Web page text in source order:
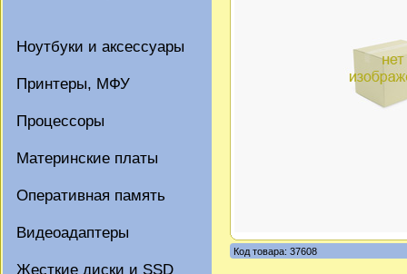
Ноутбуки и аксессуары
Принтеры, МФУ
Процессоры
Материнские платы
Оперативная память
Видеоадаптеры
Жесткие диски и SSD
Код товара: 37608